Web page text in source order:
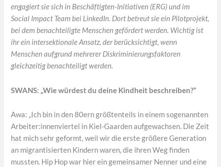
engagiert sie sich in Beschäftigten-Initiativen (ERG) und im
Social Impact Team bei LinkedIn. Dort betreut sie ein Pilotprojekt,
bei dem benachteiligte Menschen gefördert werden. Wichtig ist
ihr ein intersektionale Ansatz, der berücksichtigt, wenn
Menschen aufgrund mehrerer Diskriminierungsfaktoren
gleichzeitig benachteiligt werden.
SWANS: „Wie würdest du deine Kindheit beschreiben?”
Awa: „Ich bin in den 80ern größtenteils in einem sogenannten
Arbeiter:innenviertel in Kiel-Gaarden aufgewachsen. Die Zeit
hat mich sehr geformt, weil wir die erste größere Generation
an migrantisierten Kindern waren, die ihren Weg finden
mussten. Hip Hop war hier ein gemeinsamer Nenner und eine